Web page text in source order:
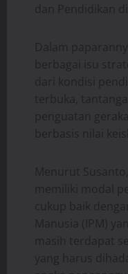
dan Pendidikan
Dalam
berbagai isu
dari kondisi
terbuka,
penguatan
berbasis nilai
Menurut
memiliki modal
cukup baik
Manusia (IPM)
masih terdapat
yang harus